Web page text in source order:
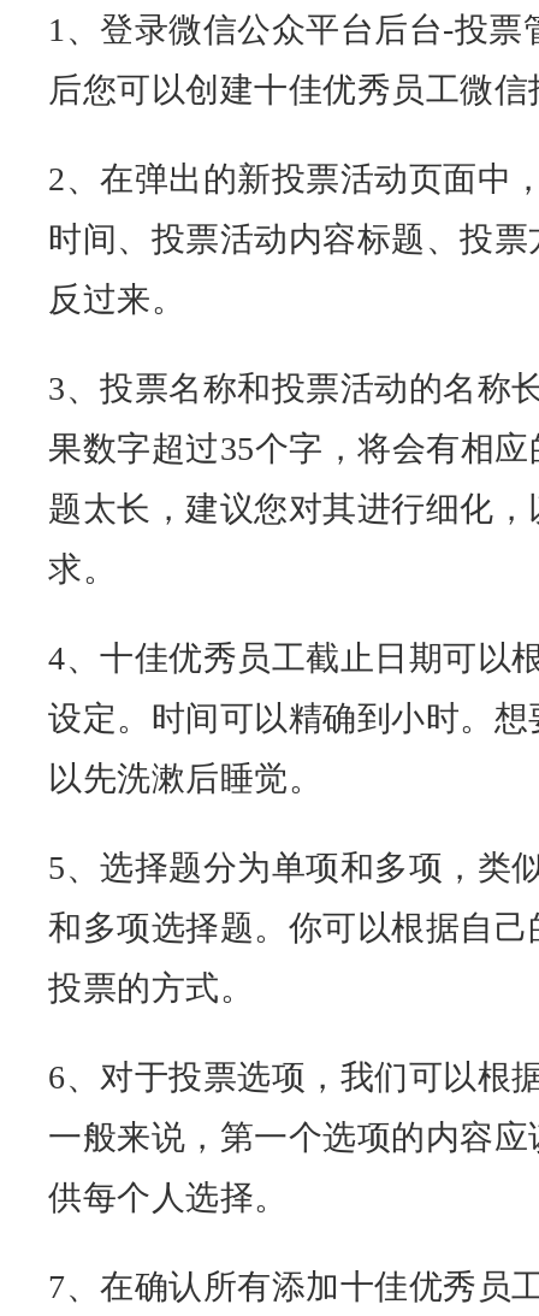
1、登录微信公众平台后台-投票
后您可以创建十佳优秀员工微
2、在弹出的新投票活动页面中
时间、投票活动内容标题、投
反过来。
3、投票名称和投票活动的名称
果数字超过35个字，将会有相
题太长，建议您对其进行细化
求。
4、十佳优秀员工截止日期可以
设定。时间可以精确到小时。
以先洗漱后睡觉。
5、选择题分为单项和多项，类
和多项选择题。你可以根据自
投票的方式。
6、对于投票选项，我们可以根
一般来说，第一个选项的内容
供每个人选择。
7、在确认所有添加十佳优秀员